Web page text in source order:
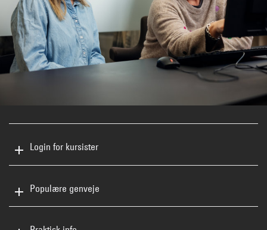
Login for kursister
Populære genveje